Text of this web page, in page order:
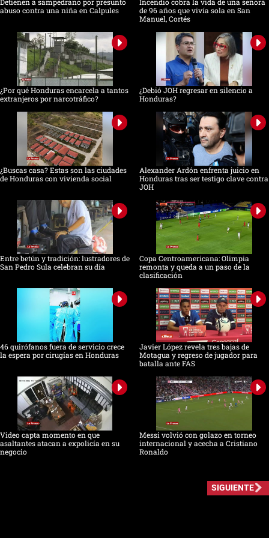
Detienen a sampedrano por presunto
abuso contra una niña en Calpules
Incendio cobra la vida de una señora
de 96 años que vivía sola en San
Manuel, Cortés
¿Por qué Honduras encarcela a tantos
extranjeros por narcotráfico?
¿Debió JOH regresar en silencio a
Honduras?
¿Buscas casa? Estas son las ciudades
de Honduras con vivienda social
Alexander Ardón enfrenta juicio en
Honduras tras ser testigo clave contra
JOH
Entre betún y tradición: lustradores de
San Pedro Sula celebran su día
Copa Centroamericana: Olimpia
remonta y queda a un paso de la
clasificación
46 quirófanos fuera de servicio crece
la espera por cirugías en Honduras
Javier López revela tres bajas de
Motagua y regreso de jugador para
batalla ante FAS
Video capta momento en que
asaltantes atacan a expolicía en su
negocio
Messi volvió con golazo en torneo
internacional y acecha a Cristiano
Ronaldo
SIGUIENTE